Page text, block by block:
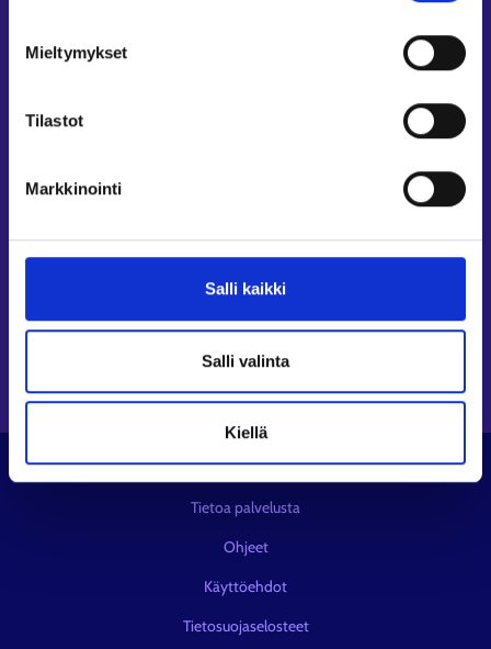
Mieltymykset
Tilastot
Markkinointi
Salli kaikki
Salli valinta
Kiellä
Osaamispolku⁠
EURES⁠
Seuraa meitä
LinkedIn⁠
Youtube⁠
© KEHA-keskus
Tietoa palvelusta
Ohjeet
Käyttöehdot
Tietosuojaselosteet